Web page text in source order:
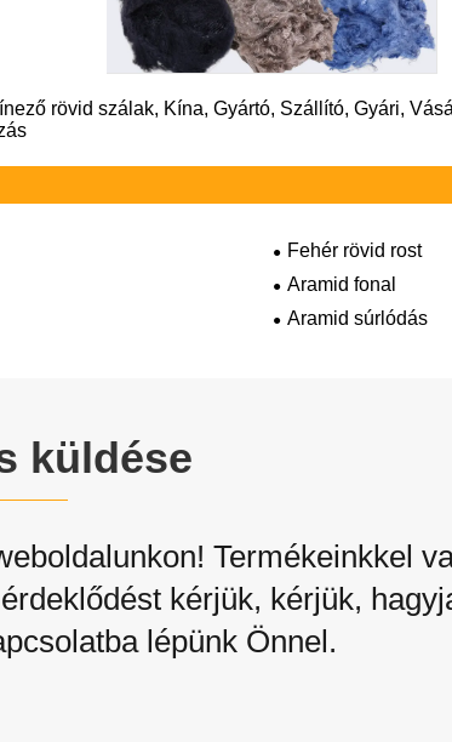
rövid szálak, Kína, Gyártó, Szállító, Gyári,
Fehér rövid rost
Aramid fonal
Aramid súrlódás
küldése
Termékeinkkel
kérjük, kérjük,
lépünk Önnel.